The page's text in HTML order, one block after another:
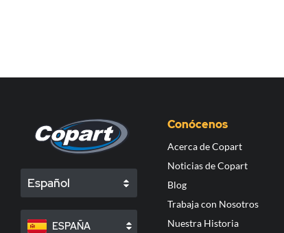
Español
ESPAÑA
Conócenos
Acerca de Copart
Noticias de Copart
Blog
Trabaja con Nosotros
Nuestra Historia